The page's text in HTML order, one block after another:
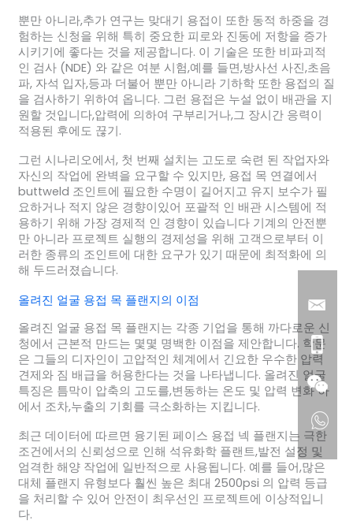
뿐만 아니라,추가 연구는 맞대기 용접이 또한 동적 하중을 경
험하는 신청을 위해 특히 중요한 피로와 진동에 저항을 증가
시키기에 좋다는 것을 제공합니다. 이 기술은 또한 비파괴적
인 검사 (NDE) 와 같은 여분 시험,예를 들면,방사선 사진,초음
파, 자석 입자,등과 더불어 뿐만 아니라 기하학 또한 용접의 질
을 검사하기 위하여 옵니다. 그런 용접은 누설 없이 배관을 지
원할 것입니다,압력에 의하여 구부리거나,그 장시간 응력이
적용된 후에도 끊기.
그런 시나리오에서, 첫 번째 설치는 고도로 숙련 된 작업자와
자신의 작업에 완벽을 요구할 수 있지만, 용접 목 연결에서
buttweld 조인트에 필요한 수명이 길어지고 유지 보수가 필
요하거나 적지 않은 경향이있어 포괄적 인 배관 시스템에 적
용하기 위해 가장 경제적 인 경향이 있습니다 기계의 안전뿐
만 아니라 프로젝트 실행의 경제성을 위해 고객으로부터 이
러한 종류의 조인트에 대한 요구가 있기 때문에 최적화에 의
해 두드러졌습니다.
올려진 얼굴 용접 목 플랜지의 이점
올려진 얼굴 용접 목 플랜지는 각종 기업을 통해 까다로운 신
청에서 근본적 만드는 몇몇 명백한 이점을 제안합니다. 학문
은 그들의 디자인이 고압적인 체계에서 긴요한 우수한 압력
견제와 짐 배급을 허용한다는 것을 나타냅니다. 올려진 얼굴
특징은 틈막이 압축의 고도를,변동하는 온도 및 압력 변화 하
에서 조차,누출의 기회를 극소화하는 지킵니다.
최근 데이터에 따르면 융기된 페이스 용접 넥 플랜지는 극한
조건에서의 신뢰성으로 인해 석유화학 플랜트,발전 설정 및
엄격한 해양 작업에 일반적으로 사용됩니다. 예를 들어,많은
대체 플랜지 유형보다 훨씬 높은 최대 2500psi 의 압력 등급
을 처리할 수 있어 안전이 최우선인 프로젝트에 이상적입니
다.